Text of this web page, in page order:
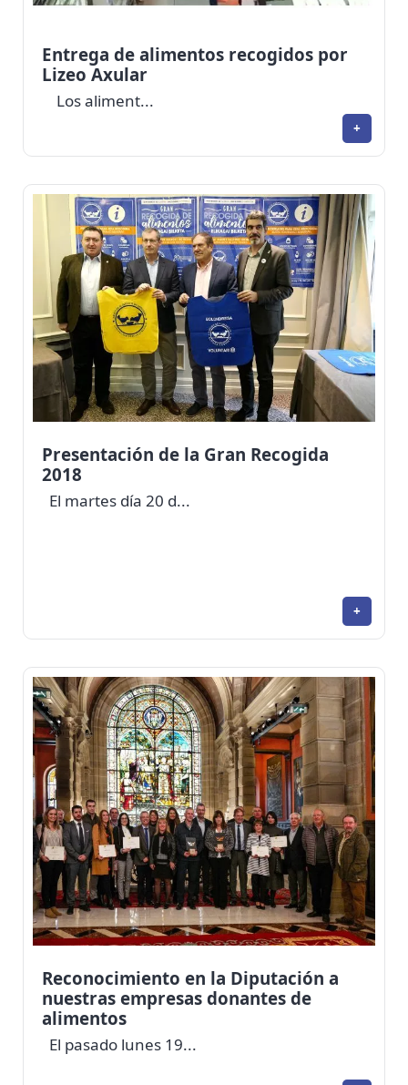
Entrega de alimentos recogidos por
Lizeo Axular
Los aliment...
+
Presentación de la Gran Recogida
2018
El martes día 20 d...
+
Reconocimiento en la Diputación a
nuestras empresas donantes de
alimentos
El pasado lunes 19...